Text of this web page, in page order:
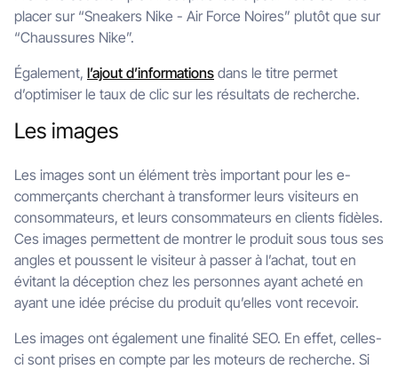
placer sur “Sneakers Nike - Air Force Noires” plutôt que sur
“Chaussures Nike”.
Également, l’ajout d’informations dans le titre permet
d’optimiser le taux de clic sur les résultats de recherche.
Les images
Les images sont un élément très important pour les e-
commerçants cherchant à transformer leurs visiteurs en
consommateurs, et leurs consommateurs en clients fidèles.
Ces images permettent de montrer le produit sous tous ses
angles et poussent le visiteur à passer à l’achat, tout en
évitant la déception chez les personnes ayant acheté en
ayant une idée précise du produit qu’elles vont recevoir.
Les images ont également une finalité SEO. En effet, celles-
ci sont prises en compte par les moteurs de recherche. Si